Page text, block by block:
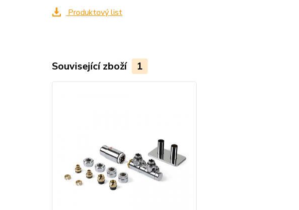
Produktový list
Související zboží 1